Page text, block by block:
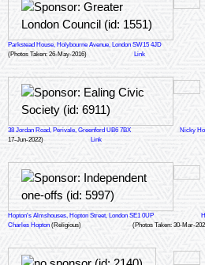
Parkstead House, Holybourne Avenue, London SW15 4JD
(Photos Taken: 26-May-2016)
Link
38 Jordan Road, Perivale, Greenford UB6 7BX Nicky
17-Jun-2022)
Link
Hopton's Almshouses, Hopton Street, London SE1 0UP
Charles Hopton (Religious) (Photos Taken: 30-Mar-